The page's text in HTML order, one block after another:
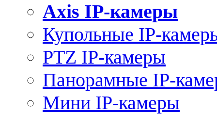
Axis IP-камеры
Купольные IP-
PTZ IP-камеры
Панорамные IP-
Мини IP-камеры